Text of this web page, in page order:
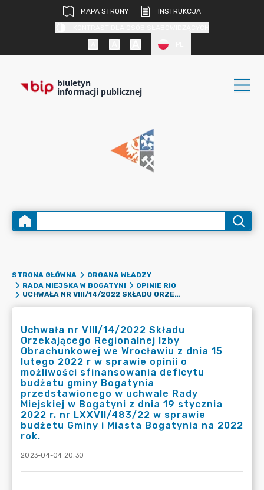
MAPA STRONY
INSTRUKCJA
biuletyn
informacji publicznej
STRONA GŁÓWNA
ORGANA WŁADZY
RADA MIEJSKA W BOGATYNI
OPINIE RIO
UCHWAŁA NR VIII/14/2022 SKŁADU ORZEKAJĄCEGO REGIONALNEJ IZBY OBRACHUNKOWEJ WE WROCŁAWIU Z DNIA 15 LUTEGO 2022 R W SPRAWIE OPINII O MOŻLIWOŚCI SFINANSOWANIA DEFICYTU BUDŻETU GMINY BOGATYNIA PRZEDSTAWIONEGO W UCHWALE RADY MIEJSKIEJ W BOGATYNI Z DNIA 19 STYCZNIA 2022 R. NR LXXVII/483/22 W SPRAWIE BUDŻETU GMINY I MIASTA BOGATYNIA NA 2022 ROK.
Uchwała nr VIII/14/2022 Składu
Orzekającego Regionalnej Izby
Obrachunkowej we Wrocławiu z dnia 15
lutego 2022 r w sprawie opinii o
możliwości sfinansowania deficytu
budżetu gminy Bogatynia
przedstawionego w uchwale Rady
Miejskiej w Bogatyni z dnia 19 stycznia
2022 r. nr LXXVII/483/22 w sprawie
budżetu Gminy i Miasta Bogatynia na 2022
rok.
2023-04-04 20:30